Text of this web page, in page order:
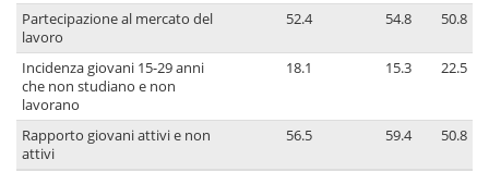
Partecipazione al mercato del
lavoro
52.4 54.8 50.8
Incidenza giovani 15-29 anni
che non studiano e non
lavorano
18.1 15.3 22.5
Rapporto giovani attivi e non
attivi
56.5 59.4 50.8